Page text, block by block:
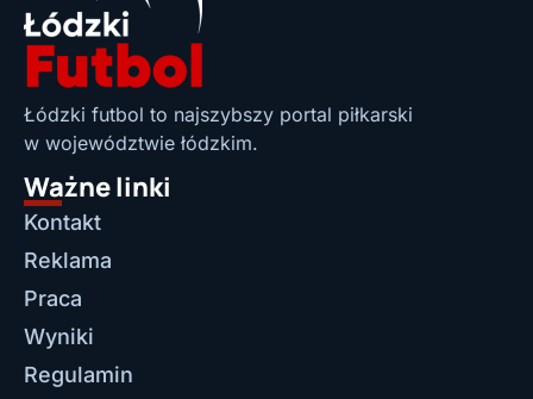
Łódzki futbol to najszybszy portal piłkarski
w województwie łódzkim.
Ważne linki
Kontakt
Reklama
Praca
Wyniki
Regulamin